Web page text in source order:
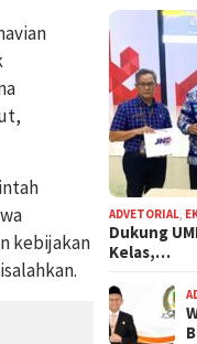
kebijakan
ADVETORIAL
Dukung
Kelas,…